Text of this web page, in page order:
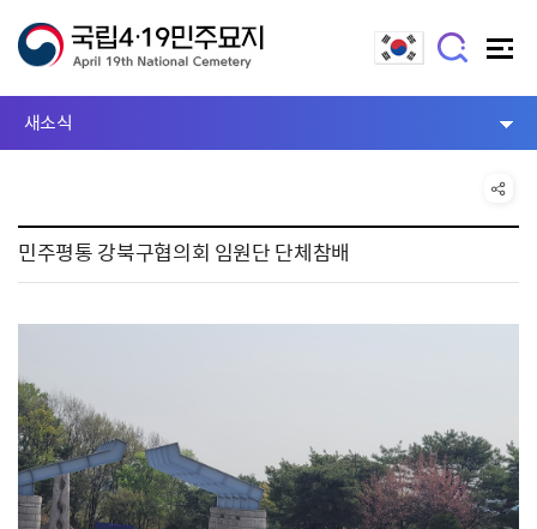
새소식
민주평통 강북구협의회 임원단 단체참배